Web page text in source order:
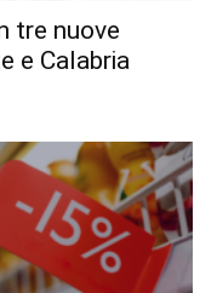
tre nuove
e Calabria